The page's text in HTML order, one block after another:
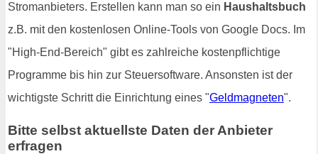
Stromanbieters. Erstellen kann man so ein Haushaltsbuch
z.B. mit den kostenlosen Online-Tools von Google Docs. Im
"High-End-Bereich" gibt es zahlreiche kostenpflichtige
Programme bis hin zur Steuersoftware. Ansonsten ist der
wichtigste Schritt die Einrichtung eines "Geldmagneten".
Bitte selbst aktuellste Daten der Anbieter
erfragen